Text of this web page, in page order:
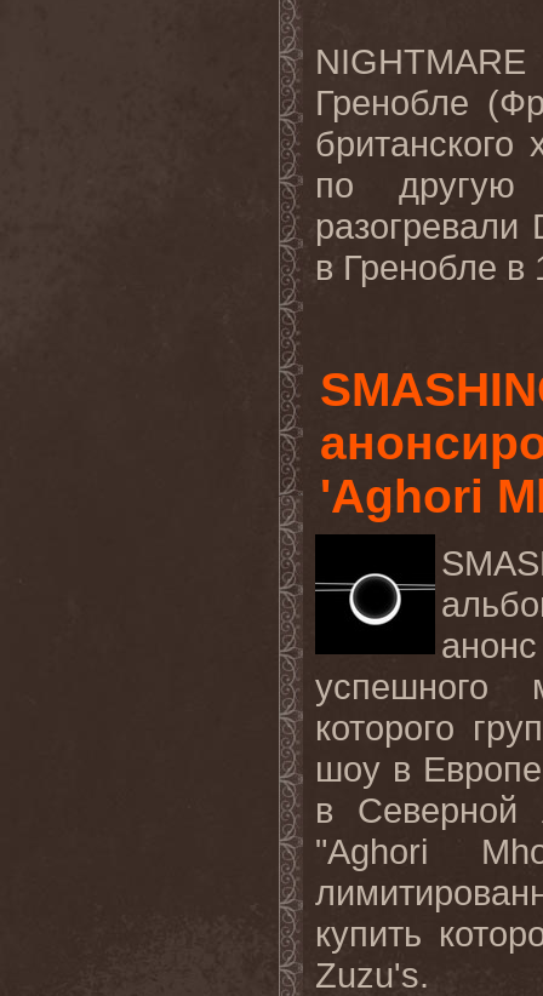
Гренобле
британского
по
в Гренобле в
'Aghori
успешного
которого
шоу в
в Северной
"Aghori
купить
Zuzu's.